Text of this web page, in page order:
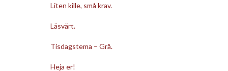
Liten kille, små krav.
Läsvärt.
Tisdagstema – Grå.
Heja er!